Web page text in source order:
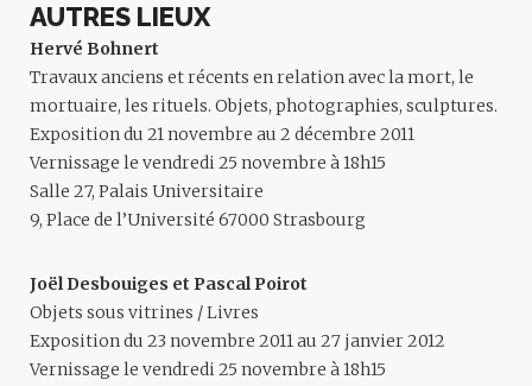
AUTRES LIEUX
Hervé Bohnert
Travaux anciens et récents en relation avec la mort, le
mortuaire, les rituels. Objets, photographies, sculptures.
Exposition du 21 novembre au 2 décembre 2011
Vernissage le vendredi 25 novembre à 18h15
Salle 27, Palais Universitaire
9, Place de l’Université 67000 Strasbourg
Joël Desbouiges et Pascal Poirot
Objets sous vitrines / Livres
Exposition du 23 novembre 2011 au 27 janvier 2012
Vernissage le vendredi 25 novembre à 18h15